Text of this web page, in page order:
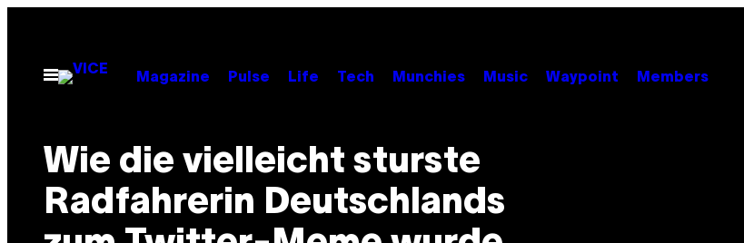
contentOpen
Menu
Magazine Pulse Life Tech Munchies Music Waypoint Members
Wie die vielleicht sturste
Radfahrerin Deutschlands